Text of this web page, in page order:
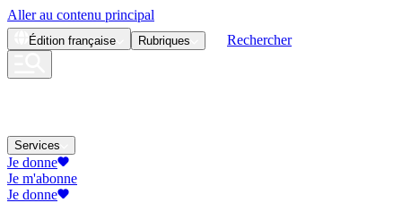
Aller au contenu principal
Édition française Rubriques Rechercher
Services
Je donne
Je m'abonne
Je donne